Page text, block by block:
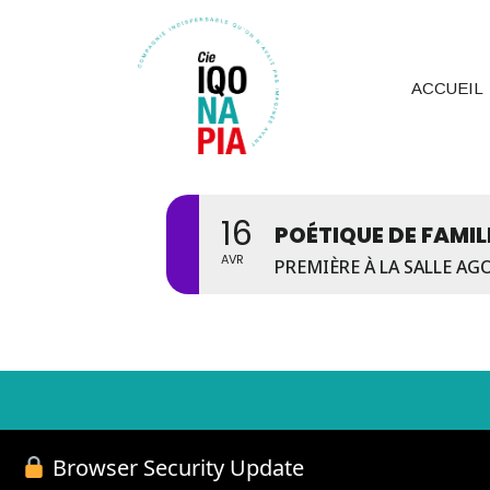
ACCUEIL
16
AVR
POÉTIQUE DE
PREMIÈRE À LA SALLE
Browser Security Update